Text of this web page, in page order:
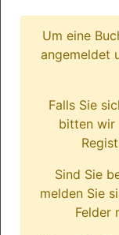
Um eine
angemeldet
Falls Sie
bitten wir
Sind Sie
melden Sie
Felder